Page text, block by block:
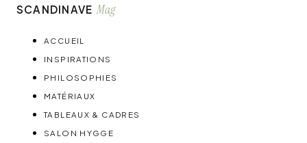
SCANDINAVE Mag
ACCUEIL
INSPIRATIONS
PHILOSOPHIES
MATÉRIAUX
TABLEAUX & CADRES
SALON HYGGE